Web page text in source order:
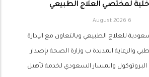
لمختصي العلاج الطبيعي
6 August 2026
للعلاج الطبيعي وبالتعاون مع الإدارة
والرعاية المديدة ب وزارة الصحة بإصدار
البروتوكول والمسار السعودي لخدمة تأهيل